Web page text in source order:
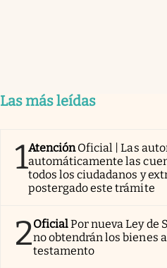
Las más leídas
1AtenciónOficial | Las
automáticamente las
todos los ciudadanos y
postergado este trámite
2OficialPor nueva Ley de
no obtendrán los bienes
testamento